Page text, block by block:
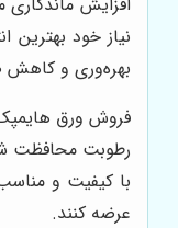
نیاز خود بهترین
بهره‌وری و
فروش ورق هایمپک
رطوبت محافظت
با کیفیت و
عرضه کنند.